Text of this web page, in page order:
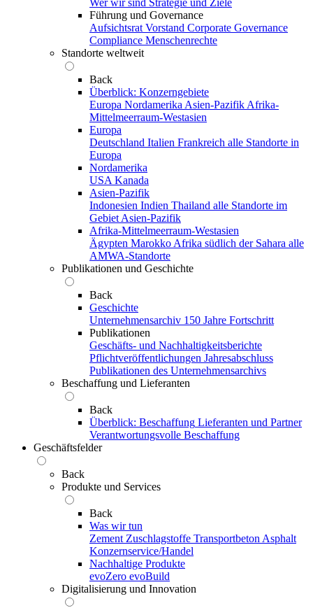
Führung und Governance
Aufsichtsrat Vorstand Corporate Governance
Compliance Menschenrechte
Standorte weltweit
Back
Überblick: Konzerngebiete
Europa Nordamerika Asien-Pazifik Afrika-
Mittelmeerraum-Westasien
Europa
Deutschland Italien Frankreich alle Standorte in
Europa
Nordamerika
USA Kanada
Asien-Pazifik
Indonesien Indien Thailand alle Standorte im
Gebiet Asien-Pazifik
Afrika-Mittelmeerraum-Westasien
Ägypten Marokko Afrika südlich der Sahara alle
AMWA-Standorte
Publikationen und Geschichte
Back
Geschichte
Unternehmensarchiv 150 Jahre Fortschritt
Publikationen
Geschäfts- und Nachhaltigkeitsberichte
Pflichtveröffentlichungen Jahresabschluss
Publikationen des Unternehmensarchivs
Beschaffung und Lieferanten
Back
Überblick: Beschaffung Lieferanten und Partner
Verantwortungsvolle Beschaffung
Geschäftsfelder
Back
Produkte und Services
Back
Was wir tun
Zement Zuschlagstoffe Transportbeton Asphalt
Konzernservice/Handel
Nachhaltige Produkte
evoZero evoBuild
Digitalisierung und Innovation